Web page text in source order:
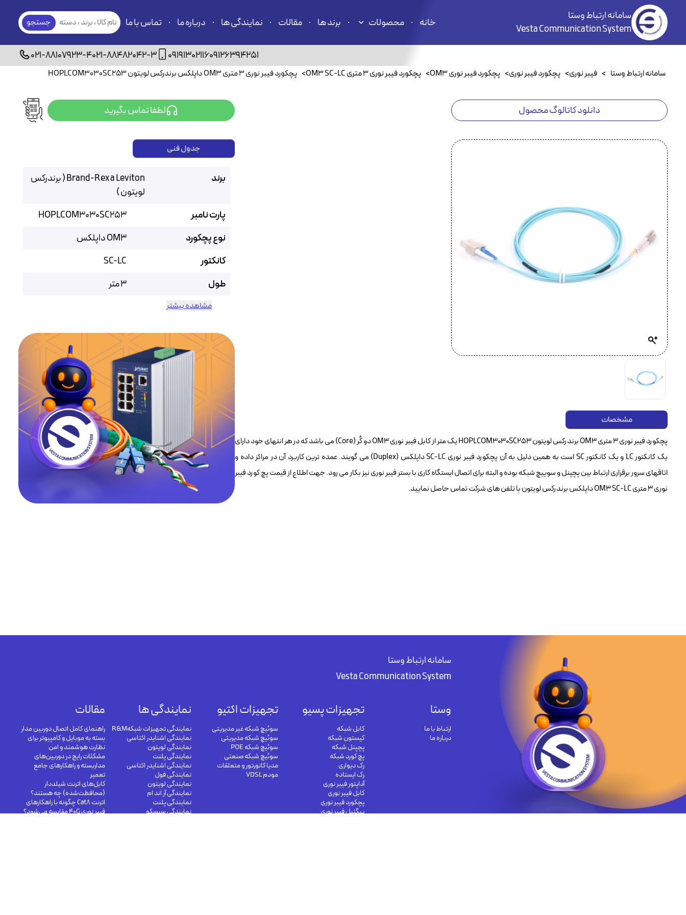
سامانه ارتباط وستا
Vesta Communication System
خانه محصولات برند ها مقالات نمایندگی ها درباره ما تماس با ما
نام کالا ، برند ، دسته
بندی
جستجو
09126394251
09191302116
021-88482042-3
021-88107923-4
سامانه ارتباط وستا > فیبر نوری> پچکورد فیبر نوری> پچکورد فیبر نوری OM3 > پچکورد فیبر نوری ۳ متری OM3 SC-LC > پچکورد فیبر نوری ۳ متری OM3 داپلکس برندرکس لویتون HOPLCOM3030SC253
دانلود کاتالوگ محصول لطفا تماس بگیرید
مشخصات
پچکورد فیبر نوری ۳ متری OM3 برندرکس لویتون HOPLCOM3030SC253 یک متر از کابل فیبر نوری OM3 دو کُر (Core) می باشد که در هر انتهای خود دارای
یک کانکتور LC و یک کانکتور SC است به همین دلیل به آن پچکورد فیبر نوری SC-LC داپلکس (Duplex) می گویند. عمده ترین کاربرد آن در مراکز داده و
اتاقهای سرور برقراری ارتباط بین پچپنل و سوییچ شبکه بوده و البته برای اتصال ایستگاه کاری با بستر فیبر نوری نیز بکار می رود. جهت اطلاع از قیمت پچ کورد فیبر
نوری ۳ متری OM3 SC-LC داپلکس برندرکس لویتون با تلفن های شرکت تماس حاصل نمایید.
جدول فنی
برند
Brand-Rex a Leviton ( برندرکس
لویتون )
پارت نامبر
HOPLCOM3030SC253
نوع پچکورد
OM3 داپلکس
کانکتور
SC-LC
طول
3 متر
مشاهده بیشتر
سامانه ارتباط وستا
Vesta Communication System
وستا
ارتباط با ما
درباره ما
تجهیزات پسیو
کابل شبکه
کیستون شبکه
پچپنل شبکه
پچ کورد شبکه
رک دیواری
رک ایستاده
آداپتور فیبر نوری
کابل فیبر نوری
پچکورد فیبر نوری
پیگتیل فیبر نوری
تجهیزات اکتیو
سوئیچ شبکه غیر مدیریتی
سوئیچ شبکه مدیریتی
سوئیچ شبکه POE
سوئیچ شبکه صنعتی
مدیا کانورتور و متعلقات
مودم VDSL
نمایندگی ها
نمایندگی تجهیزات شبکهR&M
نمایندگی اشنایدر اکتاسی
نمایندگی لویتون
نمایندگی پلنت
نمایندگی اشنایدر اکتاسی
نمایندگی فول
نمایندگی لویتون
نمایندگی آر اند ام
نمایندگی پلنت
نمایندگی سیسکو
مقالات
راهنمای کامل اتصال دوربین مدار
بسته به موبایل و کامپیوتر برای
نظارت هوشمند و امن
مشکلات رایج در دوربین‌های
مداربسته و راهکارهای جامع
تعمیر
کابل‌های اترنت شیلددار
(محافظت‌شده) چه هستند؟
اترنت Cat8 چگونه با راهکارهای
فیبر نوری 40G مقایسه می‌شود؟